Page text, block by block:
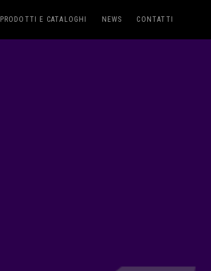
PRODOTTI E CATALOGHI NEWS CONTATTI